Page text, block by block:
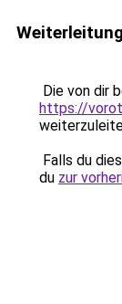
Die von dir
https://
Falls du
du zur